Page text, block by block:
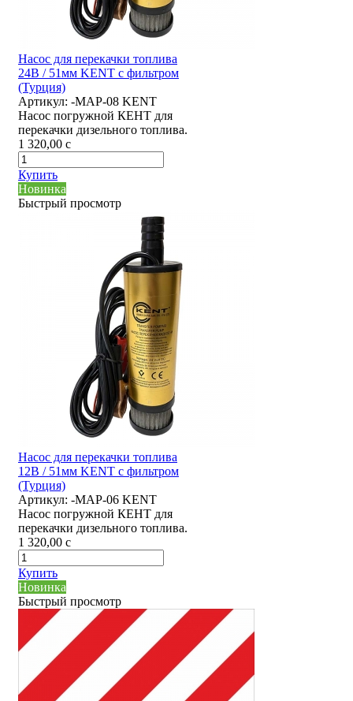
Насос для перекачки топлива
24В / 51мм KENT с фильтром
(Турция)
Артикул: -MAP-08 KENT
Насос погружной КЕНТ для
перекачки дизельного топлива.
1 320,00 c
Купить
Новинка
Быстрый просмотр
Насос для перекачки топлива
12В / 51мм KENT с фильтром
(Турция)
Артикул: -MAP-06 KENT
Насос погружной КЕНТ для
перекачки дизельного топлива.
1 320,00 c
Купить
Новинка
Быстрый просмотр